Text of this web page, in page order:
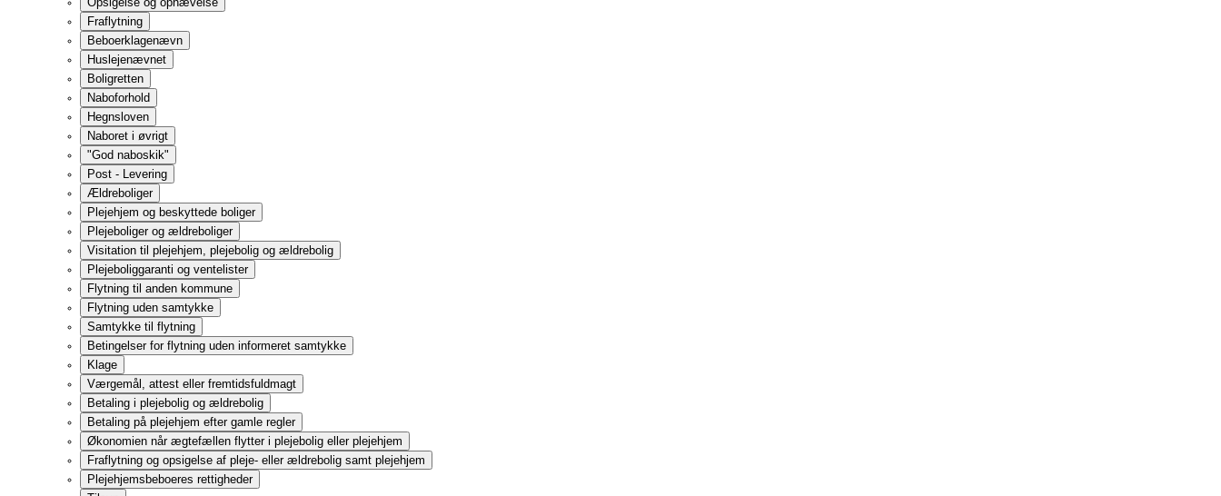
Plejehjemsbeboeres rettigheder
Tilsyn
Dagcentre og daghjem
Dagcentre
Daghjem
Betaling
Klage
Databeskyttelse
Digitalisering
MitID
Digital Post
Obligatorisk selvbetjening
Diskrimination
Efterløn
Satser
Fleksibel efterløn og tilbagetrækningsreformen
På efterløn i 2026
Efterlønsbevis
Udbetaling af efterløn
Skattefri præmie
Arbejde i efterlønsperioden
Indtægter, der fradrages i efterlønnen
Indtægter, der ikke fradrages i efterlønnen